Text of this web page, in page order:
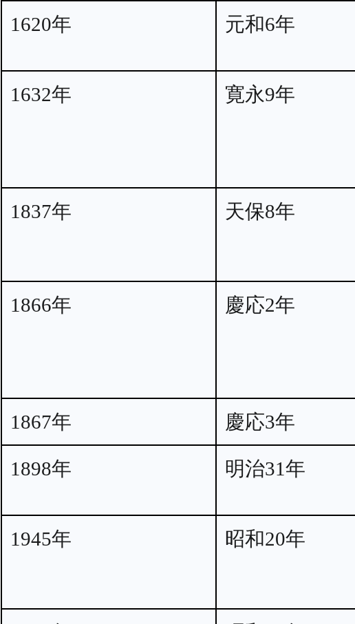
1620年 元和6年
1632年 寛永9年
1837年 天保8年
1866年 慶応2年
1867年 慶応3年
1898年 明治31年
1945年 昭和20年